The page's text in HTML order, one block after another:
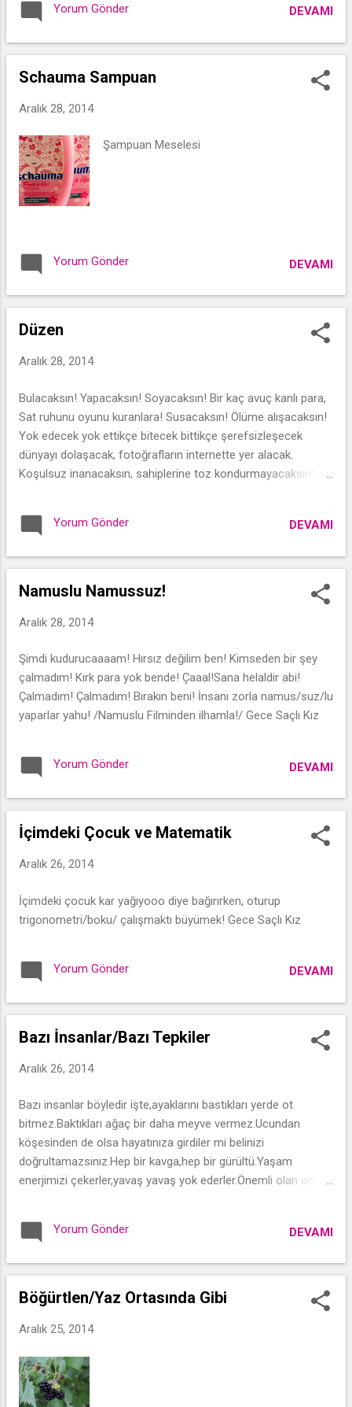
Yorum Gönder DEVAMI
Schauma Sampuan
Aralık 28, 2014
Şampuan Meselesi
Yorum Gönder DEVAMI
Düzen
Aralık 28, 2014
Bulacaksın! Yapacaksın! Soyacaksın! Bir kaç avuç kanlı para,
Sat ruhunu oyunu kuranlara! Susacaksın! Ölüme alışacaksın!
Yok edecek yok ettikçe bitecek bittikçe şerefsizleşecek
dünyayı dolaşacak, fotoğrafların internette yer alacak.
Koşulsuz inanacaksın, sahiplerine toz kondurmayacaksın!
ruhları aynı. Bu düzen sürüp gidecek! Gece Saçlı Kız
Yorum Gönder DEVAMI
Namuslu Namussuz!
Aralık 28, 2014
Şimdi kudurucaaaam! Hırsız değilim ben! Kimseden bir şey
çalmadım! Kırk para yok bende! Çaaal!Sana helaldir abi!
Çalmadım! Çalmadım! Bırakın beni! İnsanı zorla namus/suz/lu
yaparlar yahu! /Namuslu Filminden ilhamla!/ Gece Saçlı Kız
Yorum Gönder DEVAMI
İçimdeki Çocuk ve Matematik
Aralık 26, 2014
İçimdeki çocuk kar yağıyooo diye bağırırken, oturup
trigonometri/boku/ çalışmaktı büyümek! Gece Saçlı Kız
Yorum Gönder DEVAMI
Bazı İnsanlar/Bazı Tepkiler
Aralık 26, 2014
Bazı insanlar böyledir işte,ayaklarını bastıkları yerde ot
bitmez.Baktıkları ağaç bir daha meyve vermez.Ucundan
köşesinden de olsa hayatınıza girdiler mi belinizi
doğrultamazsınız.Hep bir kavga,hep bir gürültü.Yaşam
enerjimizi çekerler,yavaş yavaş yok ederler.Önemli olan onları
Yorum Gönder DEVAMI
Böğürtlen/Yaz Ortasında Gibi
Aralık 25, 2014